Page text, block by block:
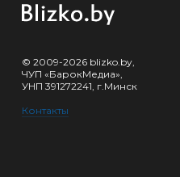
© 2009-2026 blizko.by,
ЧУП «БарокМедиа»,
УНП 391272241, г.Минск
Контакты